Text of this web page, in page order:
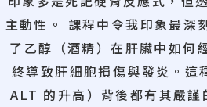
主動性。 課程中令我印象最深
了乙醇（酒精）在肝臟中如何
終導致肝細胞損傷與發炎。這
ALT 的升高）背後都有其嚴